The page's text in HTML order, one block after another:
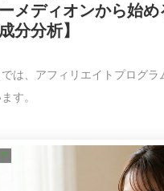
ーメディオンから始
分分析】
は、アフィリエイトプログラ
す。